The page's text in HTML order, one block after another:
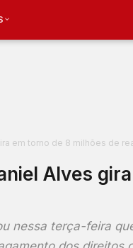
em torno de 8 milhões de
Alves
nessa terça-feira